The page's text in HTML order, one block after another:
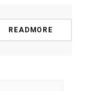
READMORE